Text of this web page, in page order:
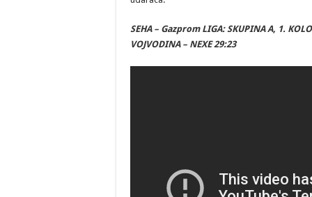
SEHA – Gazprom LIGA: SKUPINA A, 1. KOLO
VOJVODINA – NEXE 29:23